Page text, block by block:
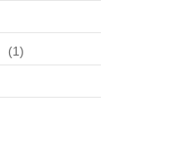
(1)